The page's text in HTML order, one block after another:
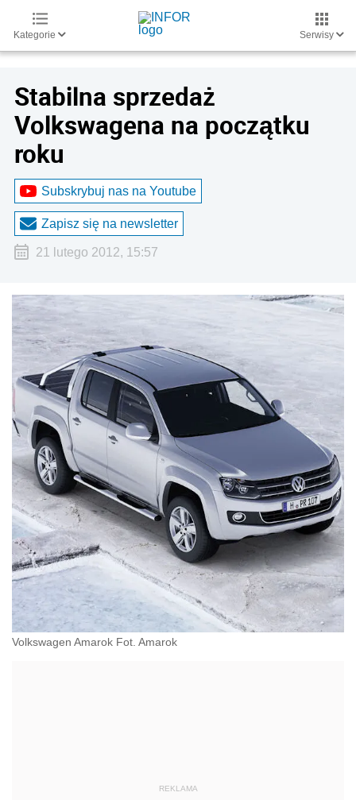
Kategorie Serwisy
Stabilna sprzedaż
Volkswagena na początku
roku
Subskrybuj nas na Youtube
Zapisz się na newsletter
21 lutego 2012, 15:57
Volkswagen Amarok Fot. Amarok